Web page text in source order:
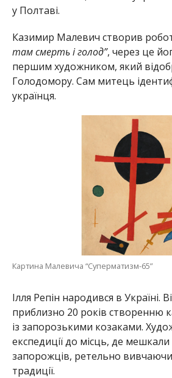
у Полтаві.
Казимир Малевич створив
там смерть і голод”, через це
першим художником, який
Голодомору. Сам митець
українця.
Картина Малевича “Суперматизм-65”
Ілля Репін народився в Україні.
приблизно 20 років створенню
із запорозькими козаками.
експедиції до місць, де
запорожців, ретельно вивчаючи
традиції.